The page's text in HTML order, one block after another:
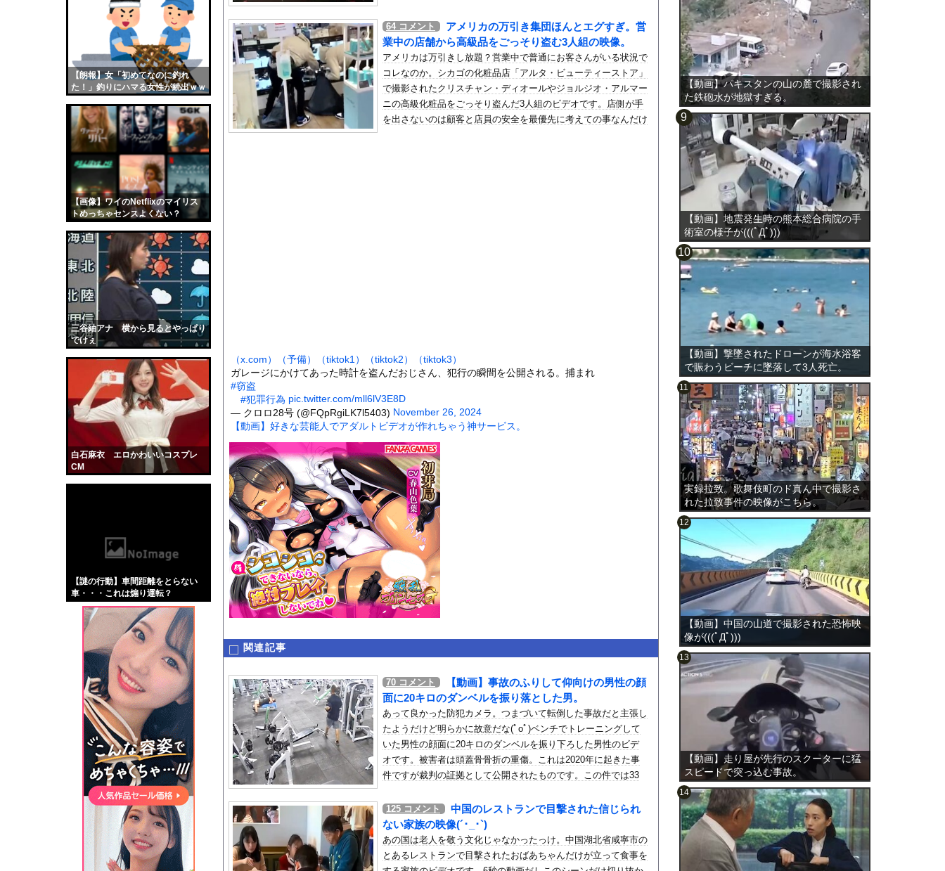
【朗報】女「初めてなのに釣れ
た！」釣りにハマる女性が続出ｗｗ
【画像】ワイのNetflixのマイリス
トめっちゃセンスよくない？
三谷紬アナ 横から見るとやっぱり
でけぇ
白石麻衣 エロかわいいコスプレ
CM
【謎の行動】車間距離をとらない
車・・・これは煽り運転？
海外「日本よ、お前がナンバーワンだ」 熊本地震直後の日本の対応のスピードに世界が衝撃
勇気を出して白人美女にチン凸したアジア人短小男
、爆笑されてしまうｗｗｗ
10年もの間浮気してた嫁。まさかと思い長男のDNA鑑定をするがいいな？と問うと、元嫁...
ウクライナ侵攻以降、ロシア軍兵士のHIV感染が2000％急増…ウクライナメディア！
【配信者】「金バエ」のSNS更新が1週間途絶え、様々な憶測が飛び交う。1週間ぶりの投...
【画像】女の子「危機管理フォーーーーム！！！」
【仰天】外国人「日本に夢中なアメリカ人は迷惑?」日本人の回答が的確すぎた
【画像】NHK女子アナさん、あずにゃんのあずにゃんが張ってしまう
彼女はお腹が空いていた。今日はおひとり様で！ → 一蘭みたいなカウンターはこちらです...
全く泳げない人がウォータースライダーをやるとこうなる
【黒歴史】こういう昔の大学ヤリサーの流出エロ動画（顔出し）が一番抜ける
韓国人「安貞桓が韓国代表に激怒！『惨憺たる結果、徹底的な刷新が必要だ』と監督や協会を...
ケンタッキーとか言う唐揚げ屋ｗｗｗｗｗ
【画像】このAVが性癖ブッ刺さりで精子ドクドク作られるわｗｗｗｗ
【悲報】味噌ラーメンで行列、出来ない
【中国】男の子が爆竹に点火 マンホールが爆発しふた吹き飛ぶ
【画像】伊藤舞雪とかいうＡＶ女優ｗｗｗｗｗｗｗｗｗｗw
【緊急】肛門にスティックのり入れたけど出てこないの！！
お知らせ
【動画】ロシア軍のドローンをネット発射装置で撃墜するウクライナ。
Powered by livedoor 相互RSS
このページは
1000mgが管理しています。 RSS設定 更新順130件まで。それ以降の古いものは表
示されません。
64 コメント
アメリカの万引き集団ほんとエグすぎ。営
業中の店舗から高級品をごっそり盗む3人組の映像。
アメリカは万引きし放題？営業中で普通にお客さんがいる状況で
コレなのか。シカゴの化粧品店「アルタ・ビューティーストア」
で撮影されたクリスチャン・ディオールやジョルジオ・アルマー
ニの高級化粧品をごっそり盗んだ3人組のビデオです。店側が手
を出さないのは顧客と店員の安全を最優先に考えての事なんだけ
（x.com） （予備） （tiktok1） （tiktok2）
（tiktok3）
ガレージにかけてあった時計を盗んだおじさん、犯行の瞬間を公開される。捕まれ
#窃盗
#犯罪行為 pic.twitter.com/mll6lV3E8D
— クロロ28号 (@FQpRgiLK7l5403) November 26, 2024
【動画】好きな芸能人でアダルトビデオが作れちゃう神サービス。
関連記事
70 コメント
【動画】事故のふりして仰向けの男性の顔
面に20キロのダンベルを振り落とした男。
あって良かった防犯カメラ。つまづいて転倒した事故だと主張し
たようだけど明らかに故意だな(ﾟoﾟ)ベンチでトレーニングして
いた男性の顔面に20キロのダンベルを振り下ろした男性のビデ
オです。被害者は頭蓋骨骨折の重傷。これは2020年に起きた事
件ですが裁判の証拠として公開されたものです。この件では33
125 コメント
中国のレストランで目撃された信じられ
ない家族の映像(´･_･`)
あの国は老人を敬う文化じゃなかったっけ。中国湖北省咸寧市の
とあるレストランで目撃されたおばあちゃんだけが立って食事を
【動画】パキスタンの山の麓で撮影され
た鉄砲水が地獄すぎる。
【動画】地震発生時の熊本総合病院の手
術室の様子が(((ﾟДﾟ)))
【動画】撃墜されたドローンが海水浴客
で賑わうビーチに墜落して3人死亡。
実録拉致。歌舞伎町のド真ん中で撮影さ
れた拉致事件の映像がこちら。
【動画】中国の山道で撮影された恐怖映
像が(((ﾟДﾟ)))
【動画】走り屋が先行のスクーターに猛
スピードで突っ込む事故。